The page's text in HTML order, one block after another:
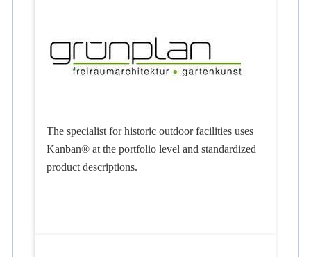
The specialist for historic outdoor facilities uses
Kanban® at the portfolio level and standardized
product descriptions.